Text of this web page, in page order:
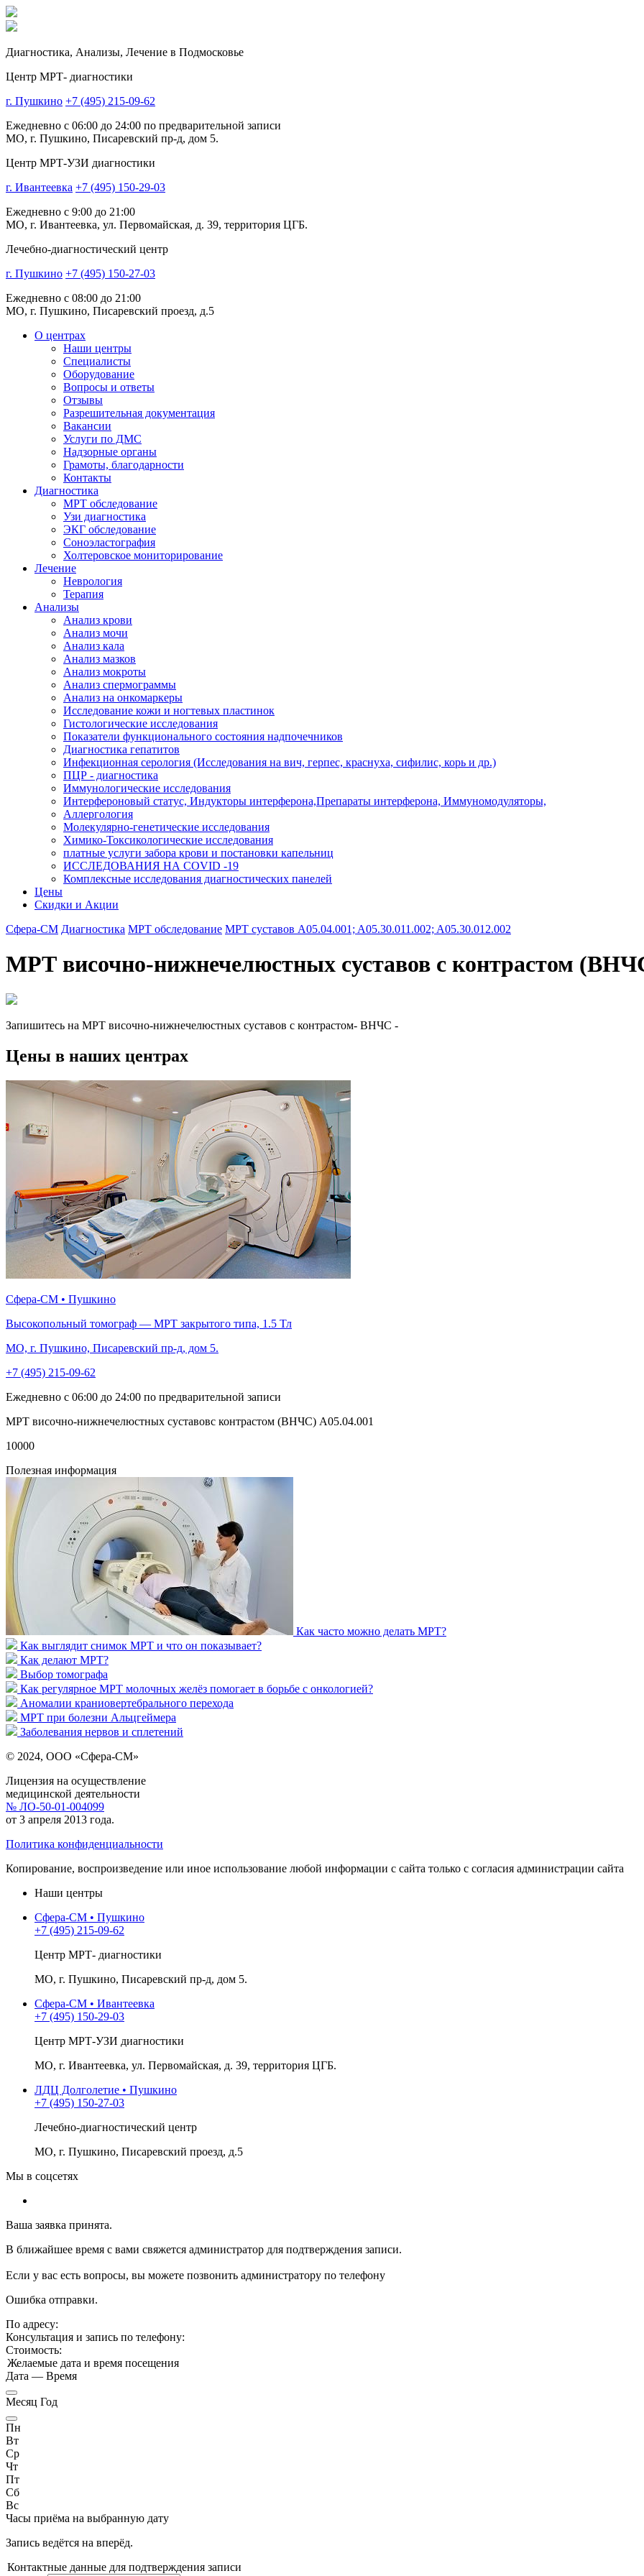
Диагностика, Анализы, Лечение в Подмосковье
Центр МРТ- диагностики
г. Пушкино +7 (495) 215-09-62
Ежедневно с 06:00 до 24:00 по предварительной записи
МО, г. Пушкино, Писаревский пр-д, дом 5.
Центр МРТ-УЗИ диагностики
г. Ивантеевка +7 (495) 150-29-03
Ежедневно с 9:00 до 21:00
МО, г. Ивантеевка, ул. Первомайская, д. 39, территория ЦГБ.
Лечебно-диагностический центр
г. Пушкино +7 (495) 150-27-03
Ежедневно с 08:00 до 21:00
МО, г. Пушкино, Писаревский проезд, д.5
О центрах
Наши центры
Специалисты
Оборудование
Вопросы и ответы
Отзывы
Разрешительная документация
Вакансии
Услуги по ДМС
Надзорные органы
Грамоты, благодарности
Контакты
Диагностика
МРТ обследование
Узи диагностика
ЭКГ обследование
Соноэластография
Холтеровское мониторирование
Лечение
Неврология
Терапия
Анализы
Анализ крови
Анализ мочи
Анализ кала
Анализ мазков
Анализ мокроты
Анализ спермограммы
Анализ на онкомаркеры
Исследование кожи и ногтевых пластинок
Гистологические исследования
Показатели функционального состояния надпочечников
Диагностика гепатитов
Инфекционная серология (Исследования на вич, герпес, краснуха, сифилис, корь и др.)
ПЦР - диагностика
Иммунологические исследования
Интерфероновый статус, Индукторы интерферона,Препараты интерферона, Иммуномодуляторы,
Аллергология
Молекулярно-генетические исследования
Химико-Токсикологические исследования
платные услуги забора крови и постановки капельниц
ИССЛЕДОВАНИЯ НА COVID -19
Комплексные исследования диагностических панелей
Цены
Скидки и Акции
Сфера-СМ Диагностика МРТ обследование МРТ суставов A05.04.001; A05.30.011.002; A05.30.012.002
МРТ височно-нижнечелюстных суставов с контрастом
Запишитесь на МРТ височно-нижнечелюстных суставов с контрастом- ВНЧС -
Цены в наших центрах
Сфера-СМ • Пушкино
Высокопольный томограф — МРТ закрытого типа, 1.5 Тл
МО, г. Пушкино, Писаревский пр-д, дом 5.
+7 (495) 215-09-62
Ежедневно с 06:00 до 24:00 по предварительной записи
МРТ височно-нижнечелюстных суставовс контрастом (ВНЧС) A05.04.001
10000
Полезная информация
Как часто можно делать МРТ?
Как выглядит снимок МРТ и что он показывает?
Как делают МРТ?
Выбор томографа
Как регулярное МРТ молочных желёз помогает в борьбе с онкологией?
Аномалии краниовертебрального перехода
МРТ при болезни Альцгеймера
Заболевания нервов и сплетений
© 2024, ООО «Сфера-СМ»
Лицензия на осуществление
медицинской деятельности
№ ЛО-50-01-004099
от 3 апреля 2013 года.
Политика конфиденциальности
Копирование, воспроизведение или иное использование любой информации с сайта только с согласия администрации сайта
Наши центры
Сфера-СМ • Пушкино
+7 (495) 215-09-62
Центр МРТ- диагностики
МО, г. Пушкино, Писаревский пр-д, дом 5.
Сфера-СМ • Ивантеевка
+7 (495) 150-29-03
Центр МРТ-УЗИ диагностики
МО, г. Ивантеевка, ул. Первомайская, д. 39, территория ЦГБ.
ЛДЦ Долголетие • Пушкино
+7 (495) 150-27-03
Лечебно-диагностический центр
МО, г. Пушкино, Писаревский проезд, д.5
Мы в соцсетях
Ваша заявка принята.
В ближайшее время с вами свяжется администратор для подтверждения записи.
Если у вас есть вопросы, вы можете позвонить администратору по телефону
Ошибка отправки.
По адресу:
Консультация и запись по телефону:
Стоимость:
Желаемые дата и время посещения
Дата — Время
Месяц Год
Пн
Вт
Ср
Чт
Пт
Сб
Вс
Часы приёма на выбранную дату
Запись ведётся на вперёд.
Контактные данные для подтверждения записи